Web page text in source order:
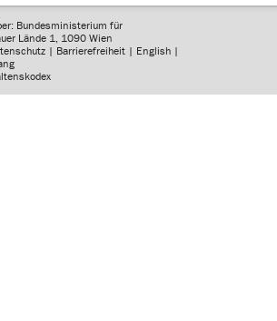
Bundesministerium für
Lände 1, 1090 Wien
| Barrierefreiheit | English |